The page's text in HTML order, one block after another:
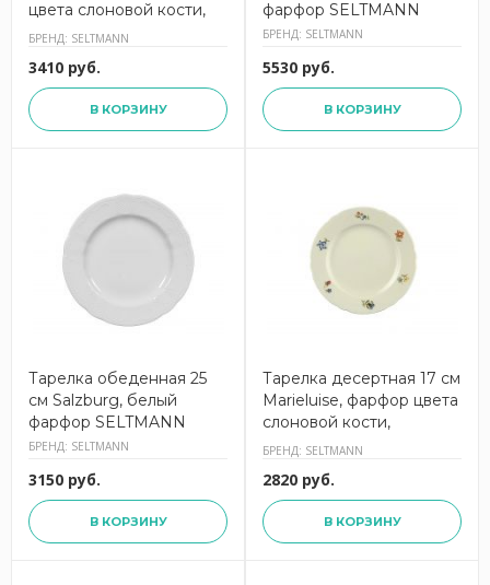
цвета слоновой кости,
SELTMANN
БРЕНД: SELTMANN
3410 руб.
В КОРЗИНУ
фарфор SELTMANN
БРЕНД: SELTMANN
5530 руб.
В КОРЗИНУ
Тарелка обеденная 25
см Salzburg, белый
фарфор SELTMANN
БРЕНД: SELTMANN
3150 руб.
В КОРЗИНУ
Тарелка десертная 17 см
Marieluise, фарфор цвета
слоновой кости,
SELTMANN 001.290681
БРЕНД: SELTMANN
2820 руб.
В КОРЗИНУ